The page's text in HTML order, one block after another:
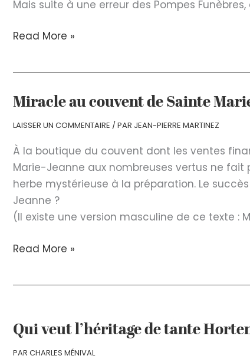
Mais suite à une erreur des Pompes
Erreur
en
Read More »
Miracle au couvent de Sainte
LAISSER UN COMMENTAIRE / PAR JEAN-PIERRE MARTINEZ
À la boutique du couvent dont les ventes
Marie-Jeanne aux nombreuses vertus ne fait
herbe mystérieuse à la préparation. Le
Jeanne ?
(Il existe une version masculine de ce texte :
Miracle
couvent
Marie-
Jeanne
Read More »
Qui veut l’héritage de tante
PAR CHARLES MÉNIVAL